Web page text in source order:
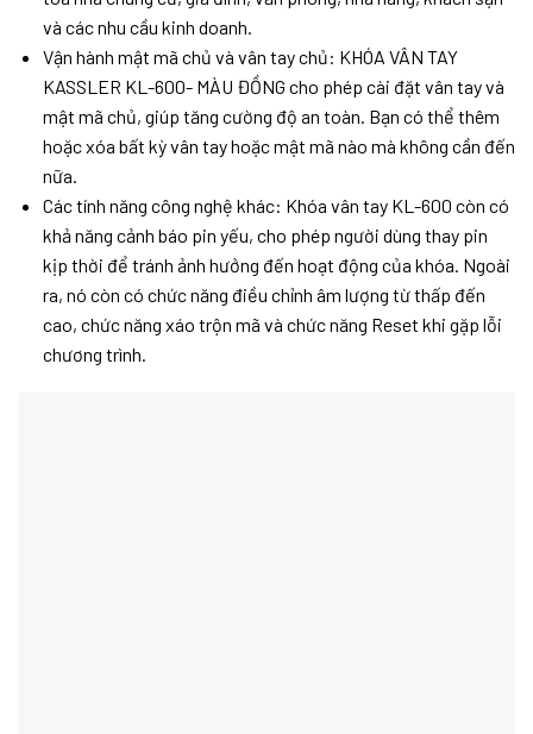
và các nhu cầu kinh doanh.
Vận hành mật mã chủ và vân tay chủ: KHÓA VÂN TAY
KASSLER KL-600- MÀU ĐỒNG cho phép cài đặt vân tay và
mật mã chủ, giúp tăng cường độ an toàn. Bạn có thể thêm
hoặc xóa bất kỳ vân tay hoặc mật mã nào mà không cần đến
nữa.
Các tính năng công nghệ khác: Khóa vân tay KL-600 còn có
khả năng cảnh báo pin yếu, cho phép người dùng thay pin
kịp thời để tránh ảnh hưởng đến hoạt động của khóa. Ngoài
ra, nó còn có chức năng điều chỉnh âm lượng từ thấp đến
cao, chức năng xáo trộn mã và chức năng Reset khi gặp lỗi
chương trình.